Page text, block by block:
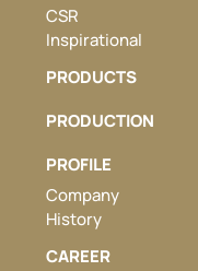
CSR
Inspirational
PRODUCTS
PRODUCTION
PROFILE
Company
History
CAREER